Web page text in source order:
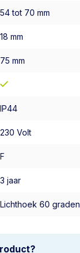
54 tot 70 mm
18 mm
75 mm
IP44
230 Volt
F
3 jaar
Lichthoek 60 graden